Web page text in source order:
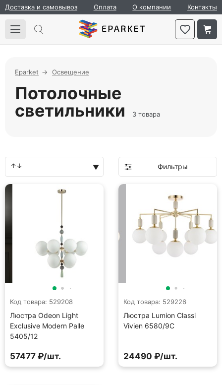
Доставка и самовывоз Оплата О компании Контакты
Eparket Освещение
Потолочные
светильники
3 товара
Фильтры
Код товара: 529208
Люстра Odeon Light
Exclusive Modern Palle
5405/12
57477 ₽/шт.
Код товара: 529226
Люстра Lumion Classi
Vivien 6580/9C
24490 ₽/шт.